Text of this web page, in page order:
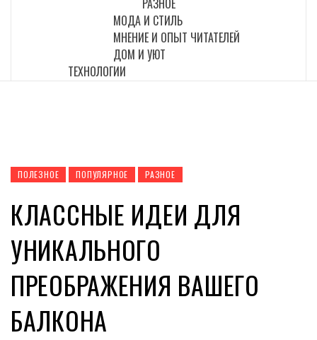
РАЗНОЕ
МОДА И СТИЛЬ
МНЕНИЕ И ОПЫТ ЧИТАТЕЛЕЙ
ДОМ И УЮТ
ТЕХНОЛОГИИ
ПОЛЕЗНОЕ ПОПУЛЯРНОЕ РАЗНОЕ
КЛАССНЫЕ ИДЕИ ДЛЯ
УНИКАЛЬНОГО
ПРЕОБРАЖЕНИЯ ВАШЕГО
БАЛКОНА